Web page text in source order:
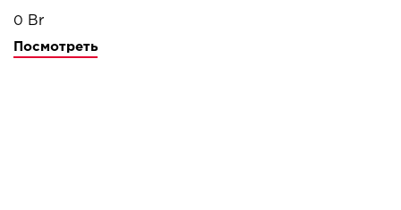
обеспечивает безопасное программирование
0
Посмотреть